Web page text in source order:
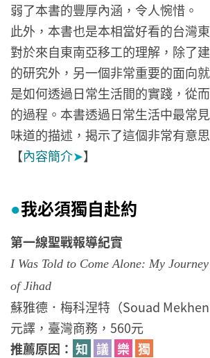
弱了本書的豐厚內涵，令人惋惜。
此外，本書也是本相當好看的台灣
對於來自東南亞移工的理解，除了
的研究外，另一個非常重要的面向
是如何透過日常生活間的實踐，從
的過程。本書透過日常生活中最常
味道的描述，揭示了這個非常有意
【內容簡介➤】
●我必須獨自赴約
第一線聖戰報導紀實
I Was Told to Come Alone: My
of Jihad
蘇雅德．梅科涅特（Souad
元譯，臺灣商務，560元
推薦原因： 知 議 樂 獨